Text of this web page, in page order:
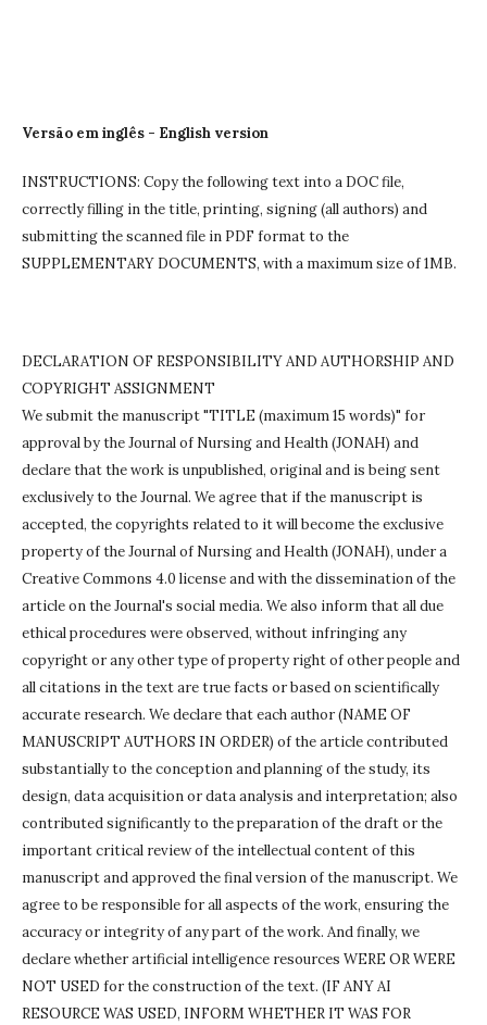
Versão em inglês - English version
INSTRUCTIONS: Copy the following text into a DOC file,
correctly filling in the title, printing, signing (all authors) and
submitting the scanned file in PDF format to the
SUPPLEMENTARY DOCUMENTS, with a maximum size of 1MB.
DECLARATION OF RESPONSIBILITY AND AUTHORSHIP AND
COPYRIGHT ASSIGNMENT
We submit the manuscript "TITLE (maximum 15 words)" for
approval by the Journal of Nursing and Health (JONAH) and
declare that the work is unpublished, original and is being sent
exclusively to the Journal. We agree that if the manuscript is
accepted, the copyrights related to it will become the exclusive
property of the Journal of Nursing and Health (JONAH), under a
Creative Commons 4.0 license and with the dissemination of the
article on the Journal's social media. We also inform that all due
ethical procedures were observed, without infringing any
copyright or any other type of property right of other people and
all citations in the text are true facts or based on scientifically
accurate research. We declare that each author (NAME OF
MANUSCRIPT AUTHORS IN ORDER) of the article contributed
substantially to the conception and planning of the study, its
design, data acquisition or data analysis and interpretation; also
contributed significantly to the preparation of the draft or the
important critical review of the intellectual content of this
manuscript and approved the final version of the manuscript. We
agree to be responsible for all aspects of the work, ensuring the
accuracy or integrity of any part of the work. And finally, we
declare whether artificial intelligence resources WERE OR WERE
NOT USED for the construction of the text. (IF ANY AI
RESOURCE WAS USED, INFORM WHETHER IT WAS FOR